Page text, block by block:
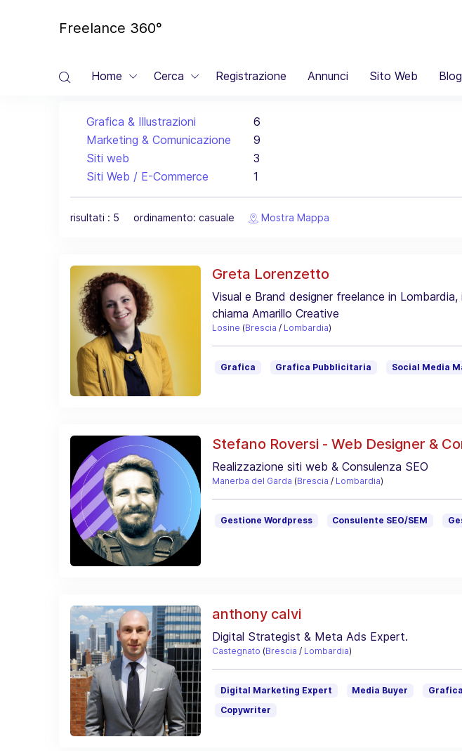
Freelance 360°
Home Cerca Registrazione Annunci Sito Web Blog
Grafica & Illustrazioni
6
Marketing & Comunicazione
9
Siti web
3
Siti Web / E-Commerce
1
risultati : 5 ordinamento: casuale Mostra Mappa
Greta Lorenzetto
Visual e Brand designer freelance in
chiama Amarillo Creative
Losine (Brescia / Lombardia)
Grafica Grafica Pubblicitaria Social Media
Stefano Roversi - Web Designer &
Realizzazione siti web & Consulenza SEO
Manerba del Garda (Brescia / Lombardia)
Gestione Wordpress Consulente SEO/SEM
anthony calvi
Digital Strategist & Meta Ads Expert.
Castegnato (Brescia / Lombardia)
Digital Marketing Expert Media Buyer
Copywriter